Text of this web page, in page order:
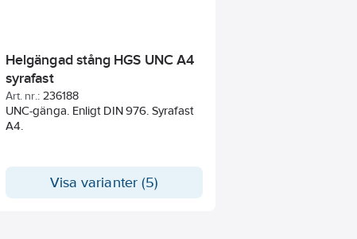
Helgängad stång HGS UNC A4
syrafast
Art. nr.: 236188
UNC-gänga. Enligt DIN 976. Syrafast
A4.
Visa varianter (5)